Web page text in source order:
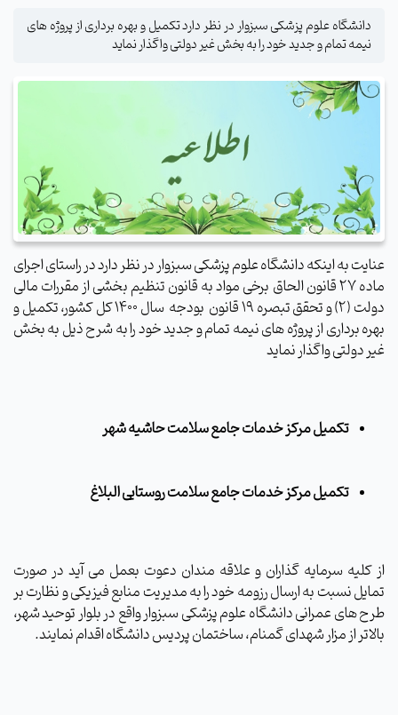
دانشگاه علوم پزشکی سبزوار در نظر دارد تکمیل و بهره برداری از پروژه های
نیمه تمام و جدید خود را به بخش غیر دولتی واگذار نماید
عنایت به اینکه دانشگاه علوم پزشکی سبزوار در نظر دارد در راستای اجرای
ماده 27 قانون الحاق برخی مواد به قانون تنظیم بخشی از مقررات مالی
دولت (2) و تحقق تبصره 19 قانون بودجه سال 1400 کل کشور، تکمیل و
بهره برداری از پروژه های نیمه تمام و جدید خود را به شرح ذیل به بخش
غیر دولتی واگذار نماید
تکمیل مرکز خدمات جامع سلامت حاشیه شهر
تکمیل مرکز خدمات جامع سلامت روستایی البلاغ
از کلیه سرمایه گذاران و علاقه مندان دعوت بعمل می آید در صورت
تمایل نسبت به ارسال رزومه خود را به مدیریت منابع فیزیکی و نظارت بر
طرح های عمرانی دانشگاه علوم پزشکی سبزوار واقع در بلوار توحید شهر،
بالاتر از مزار شهدای گمنام، ساختمان پردیس دانشگاه اقدام نمایند.